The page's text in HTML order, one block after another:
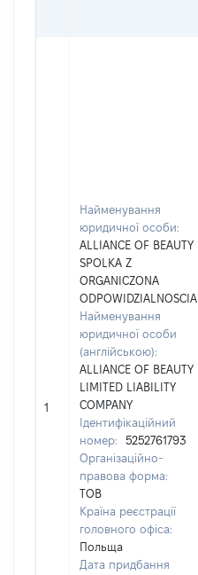
1
Найменування
юридичної особи:
ALLIANCE OF BEAUTY
SPOLKA Z
ORGANICZONA
ODPOWIDZIALNOSCIA
Найменування
юридичної особи
(англійською):
ALLIANCE OF BEAUTY
LIMITED LIABILITY
COMPANY
Ідентифікаційний
номер:
5252761793
Організаційно-
правова форма:
ТОВ
Країна реєстрації
головного офіса:
Польща
Дата придбання